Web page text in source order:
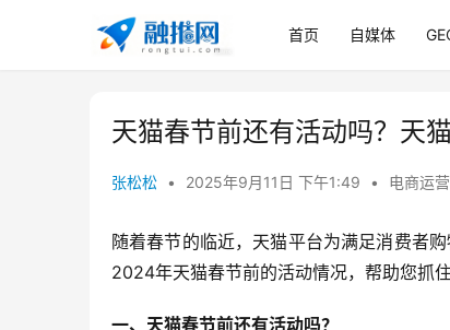
首页 自媒体
天猫春节前还有活动吗？天
张松松 • 2025年9月11日 下午1:49 • 电商运营
随着春节的临近，天猫平台为满足消费者
2024年天猫春节前的活动情况，帮助您抓住
一、天猫春节前还有活动吗？